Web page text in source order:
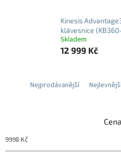
Kinesis
klávesnice
Skladem
12 999 Kč
Nejprodávanější
Cena
9998 Kč